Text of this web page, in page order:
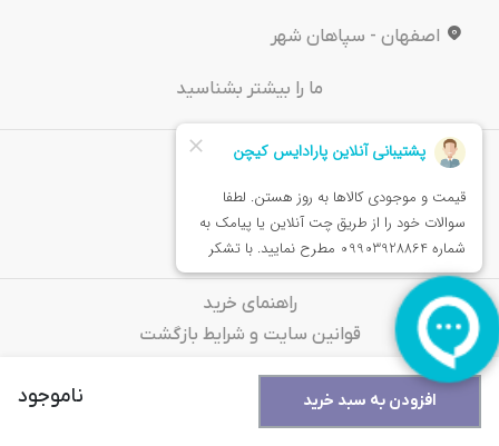
افزودن به سبد خرید ناموجود
اصفهان - سپاهان شهر
ما را بیشتر بشناسید
درباره‌ ما
تماس باما
خدمات مشتریان
راهنمای خرید
قوانین سایت و شرایط بازگشت